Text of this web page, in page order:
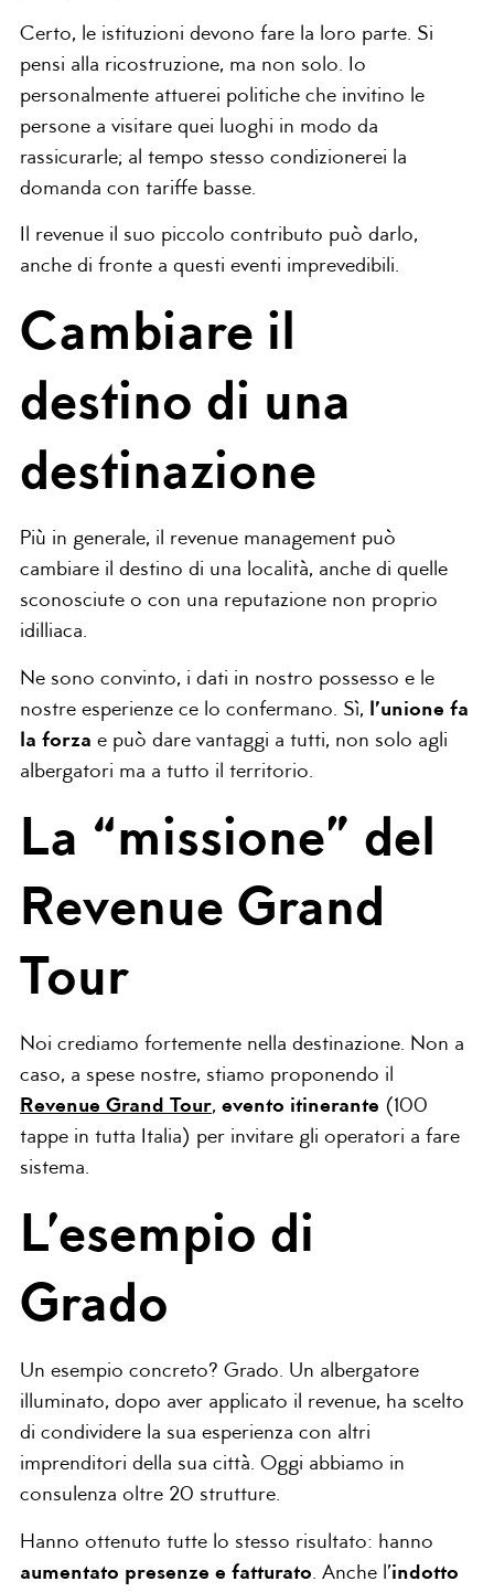
Certo, le istituzioni devono fare la loro parte. Si
pensi alla ricostruzione, ma non solo. Io
personalmente attuerei politiche che invitino le
persone a visitare quei luoghi in modo da
rassicurarle; al tempo stesso condizionerei la
domanda con tariffe basse.
Il revenue il suo piccolo contributo può darlo,
anche di fronte a questi eventi imprevedibili.
Cambiare il
destino di una
destinazione
Più in generale, il revenue management può
cambiare il destino di una località, anche di quelle
sconosciute o con una reputazione non proprio
idilliaca.
Ne sono convinto, i dati in nostro possesso e le
nostre esperienze ce lo confermano. Sì,
l’unione fa
la forza e può dare vantaggi a tutti, non solo agli
albergatori ma a tutto il territorio.
La “missione” del
Revenue Grand
Tour
Noi crediamo fortemente nella destinazione. Non a
caso, a spese nostre, stiamo proponendo il
Revenue Grand Tour, evento itinerante (100
tappe in tutta Italia) per invitare gli operatori a fare
sistema.
L’esempio di
Grado
Un esempio concreto? Grado. Un albergatore
illuminato, dopo aver applicato il revenue, ha scelto
di condividere la sua esperienza con altri
imprenditori della sua città. Oggi abbiamo in
consulenza oltre 20 strutture.
Hanno ottenuto tutte lo stesso risultato: hanno
aumentato presenze e fatturato. Anche l’indotto